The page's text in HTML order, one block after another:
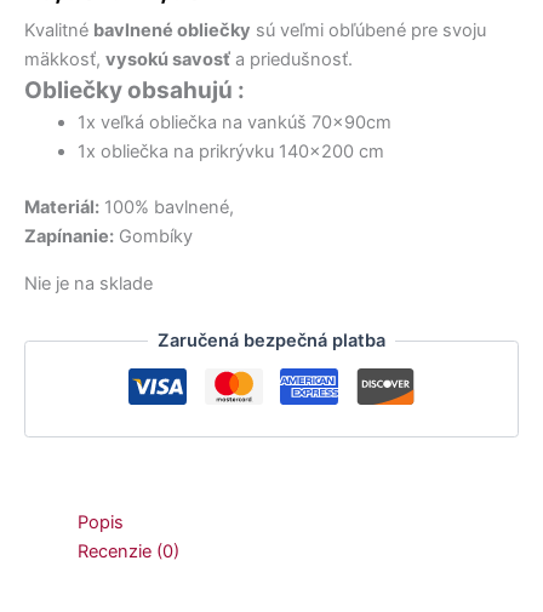
bola:
18,50 €.14,50 €.
Kvalitné bavlnené obliečky sú veľmi obľúbené pre svoju
mäkkosť, vysokú savosť a priedušnosť.
Obliečky obsahujú :
1x veľká obliečka na vankúš 70x90cm
1x obliečka na prikrývku 140×200 cm
Materiál: 100% bavlnené,
Zapínanie: Gombíky
Nie je na sklade
Zaručená bezpečná platba
Popis
Recenzie (0)